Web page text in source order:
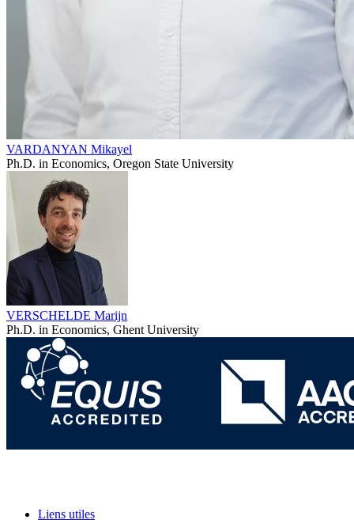
VARDANYAN Mikayel
Ph.D. in Economics, Oregon State University
VERSCHELDE Marijn
Ph.D. in Economics, Ghent University
Liens utiles